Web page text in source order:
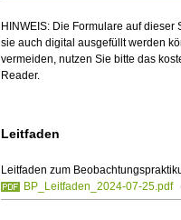
HINWEIS: Die Formulare auf
sie auch digital ausgefüllt werden
vermeiden, nutzen Sie bitte das
Reader.
Leitfaden
Leitfaden zum
BP_Leitfaden_2024-07-25.pdf